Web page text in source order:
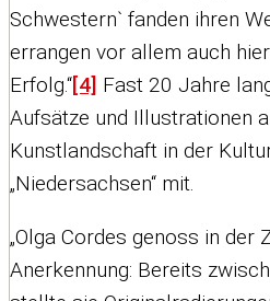
Schwestern` fanden ihren
errangen vor allem auch
Erfolg.“[4] Fast 20 Jahre
Aufsätze und Illustrationen
Kunstlandschaft in der
„Niedersachsen“ mit.
„Olga Cordes genoss in der
Anerkennung: Bereits